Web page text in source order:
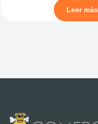
Leer más